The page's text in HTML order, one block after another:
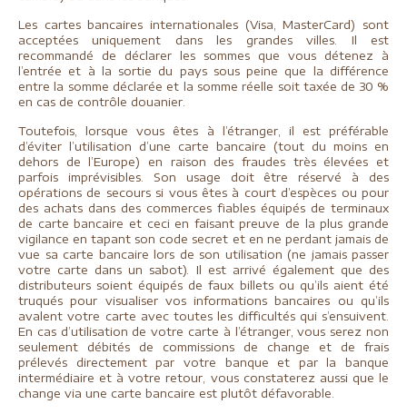
Les cartes bancaires internationales (Visa, MasterCard) sont
acceptées uniquement dans les grandes villes. Il est
recommandé de déclarer les sommes que vous détenez à
l’entrée et à la sortie du pays sous peine que la différence
entre la somme déclarée et la somme réelle soit taxée de 30 %
en cas de contrôle douanier.
Toutefois, lorsque vous êtes à l’étranger, il est préférable
d’éviter l’utilisation d’une carte bancaire (tout du moins en
dehors de l’Europe) en raison des fraudes très élevées et
parfois imprévisibles. Son usage doit être réservé à des
opérations de secours si vous êtes à court d’espèces ou pour
des achats dans des commerces fiables équipés de terminaux
de carte bancaire et ceci en faisant preuve de la plus grande
vigilance en tapant son code secret et en ne perdant jamais de
vue sa carte bancaire lors de son utilisation (ne jamais passer
votre carte dans un sabot). Il est arrivé également que des
distributeurs soient équipés de faux billets ou qu’ils aient été
truqués pour visualiser vos informations bancaires ou qu’ils
avalent votre carte avec toutes les difficultés qui s’ensuivent.
En cas d’utilisation de votre carte à l’étranger, vous serez non
seulement débités de commissions de change et de frais
prélevés directement par votre banque et par la banque
intermédiaire et à votre retour, vous constaterez aussi que le
change via une carte bancaire est plutôt défavorable.